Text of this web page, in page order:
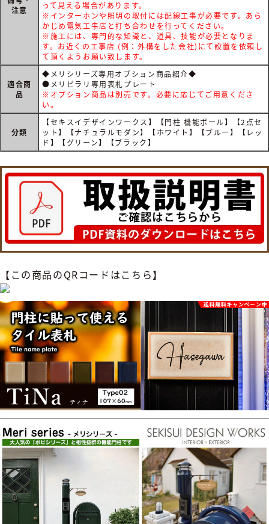
注意
って見える場合があります。
※インターホンや照明の取付には配線工事が必要です。あら
かじめ電気工事店と打ち合わせを行ってください。
※施工には、専門的な知識と、道具、技能が必要となりま
す。お近くの工事店 (例：外構をした会社)にて設置を依頼し
て頂くようお願い致します。
適合商
品
◆メリシリーズ専用オプション商品紹介◆
●メリピラリ専用表札プレート
※オプション商品は別売です。必要に応じてご用意くださ
い。
分類
【セキスイデザインワークス】【門柱 機能ポール】【2点セ
ット】【ナチュラルモダン】【ホワイト】【ブルー】【レッ
ド】【グリーン】【ブラック】
【この商品のQRコードはこちら】